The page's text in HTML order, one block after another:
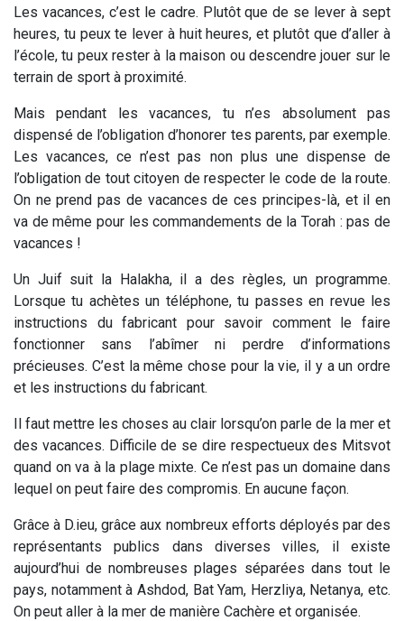
Les vacances, c’est le cadre. Plutôt que de se lever à sept
heures, tu peux te lever à huit heures, et plutôt que d’aller à
l’école, tu peux rester à la maison ou descendre jouer sur le
terrain de sport à proximité.
Mais pendant les vacances, tu n’es absolument pas
dispensé de l’obligation d’honorer tes parents, par exemple.
Les vacances, ce n’est pas non plus une dispense de
l’obligation de tout citoyen de respecter le code de la route.
On ne prend pas de vacances de ces principes-là, et il en
va de même pour les commandements de la Torah : pas de
vacances !
Un Juif suit la Halakha, il a des règles, un programme.
Lorsque tu achètes un téléphone, tu passes en revue les
instructions du fabricant pour savoir comment le faire
fonctionner sans l’abîmer ni perdre d’informations
précieuses. C’est la même chose pour la vie, il y a un ordre
et les instructions du fabricant.
Il faut mettre les choses au clair lorsqu’on parle de la mer et
des vacances. Difficile de se dire respectueux des Mitsvot
quand on va à la plage mixte. Ce n’est pas un domaine dans
lequel on peut faire des compromis. En aucune façon.
Grâce à D.ieu, grâce aux nombreux efforts déployés par des
représentants publics dans diverses villes, il existe
aujourd’hui de nombreuses plages séparées dans tout le
pays, notamment à Ashdod, Bat Yam, Herzliya, Netanya, etc.
On peut aller à la mer de manière Cachère et organisée.